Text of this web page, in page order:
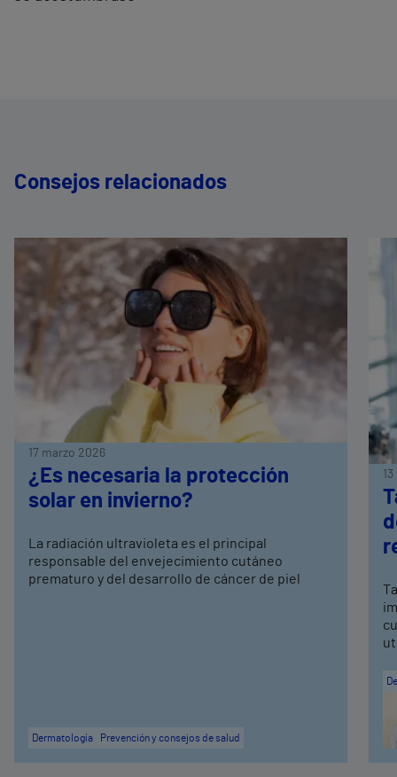
Consejos relacionados
17 marzo 2026
¿Es necesaria la protección
solar en invierno?
La radiación ultravioleta es el principal
responsable del envejecimiento cutáneo
prematuro y del desarrollo de cáncer de piel
Dermatología Prevención y consejos de salud